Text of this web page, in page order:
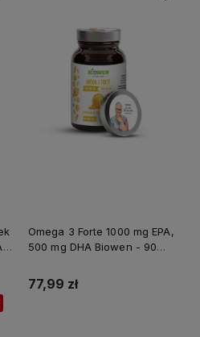
Omega 3 Forte 1000 mg EPA,
500 mg DHA Biowen - 90
77,99 zł